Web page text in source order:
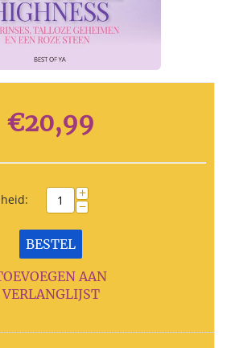
€20,99
+
−
BESTEL
AAN
VERLANGLIJST